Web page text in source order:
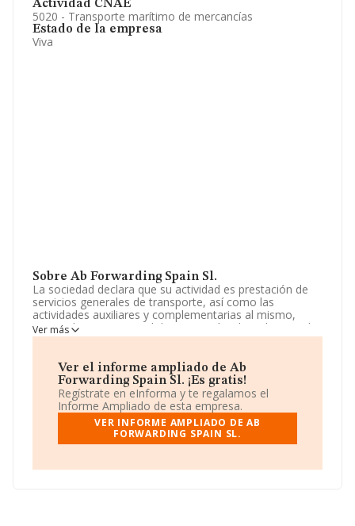
Actividad CNAE
5020 - Transporte marítimo de mercancías
Estado de la empresa
Viva
Sobre Ab Forwarding Spain Sl.
La sociedad declara que su actividad es prestación de
servicios generales de transporte, así como las
actividades auxiliares y complementarias al mismo,
nacional e internacional de mercancías de todo tipo, de
carga completa o franccionada, via terrestre, etc. La
es 'Transporte marítimo de mercancías' con código
5020. La sociedad no tiene actividad en mercados
exteriores.
Dentro del ranking de empresas elaborado por
INFORMA, atendiendo a los niveles de facturación de la
compañía, se destaca que: en 2024 la empresa ha caído
posición 92, frente a la 78 del año anterior. Antes de la
Ver más
Ver el informe ampliado de Ab
Forwarding Spain Sl. ¡Es gratis!
Regístrate en eInforma y te regalamos el
Informe Ampliado de esta empresa.
VER INFORME AMPLIADO DE AB
FORWARDING SPAIN SL.